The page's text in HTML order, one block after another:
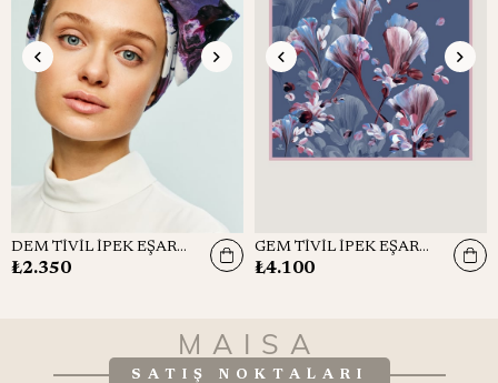
DEM TİVİL İPEK EŞARP 90x90
₺2.350
GEM TİVİL İPEK EŞARP 90*90 CM - GRİ MAVİ
₺4.100
MAISA
SATIŞ NOKTALARI